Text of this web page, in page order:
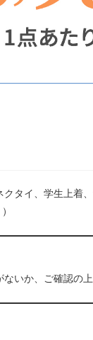
クタイ、学生上着
いか、ご確認の